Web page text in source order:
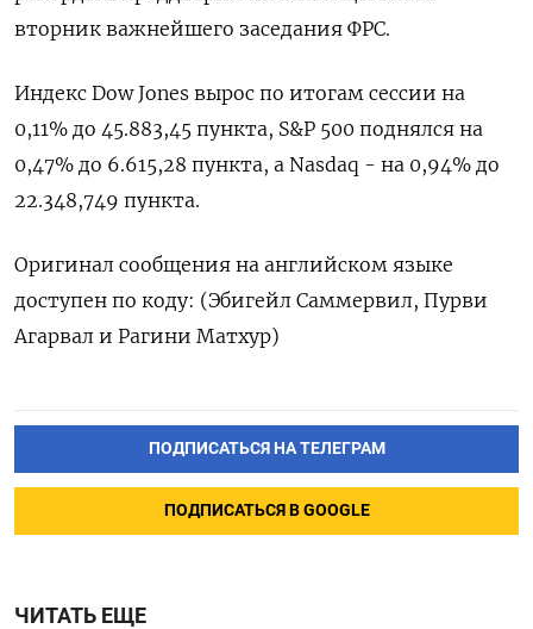
вторник важнейшего заседания ФРС.
Индекс Dow Jones вырос по итогам сессии на
0,11% до 45.883,45 пункта, S&P 500 поднялся на
0,47% до 6.615,28 пункта​, а ​Nasdaq - на 0,94% до
22.348,749 пункта​.
Оригинал сообщения на английском языке
доступен по коду: (Эбигейл Саммервил, Пурви
Агарвал и Рагини Матхур)
ПОДПИСАТЬСЯ НА ТЕЛЕГРАМ
ПОДПИСАТЬСЯ В GOOGLE
ЧИТАТЬ ЕЩЕ